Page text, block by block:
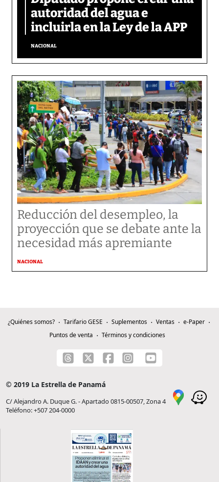
autoridad del agua e
incluirla en la Ley de la APP
NACIONAL
Reducción del desempleo, la
proyección que se debate ante la
necesidad más apremiante
NACIONAL
¿Quiénes somos? Tarifario GESE Suplementos Ventas
e-Paper
Puntos de venta
Términos y condiciones
© 2019 La Estrella de Panamá
C/ Alejandro A. Duque G. - Apartado 0815-00507, Zona 4
Teléfono: +507 204-0000